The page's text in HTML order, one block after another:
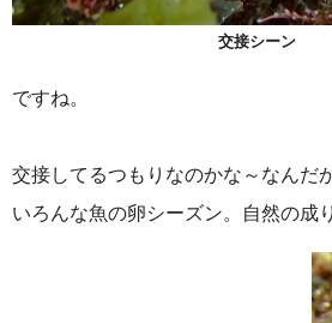
交接シーン
ですね。
交接してるつもりなのかな～なんだ
いろんな魚の卵シーズン。自然の成